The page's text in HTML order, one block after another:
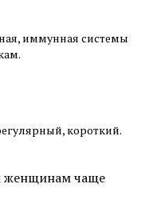
иммунная системы
короткий.
женщинам чаще